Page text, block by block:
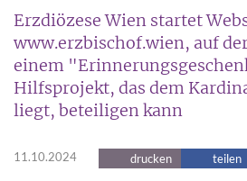
Erzdiözese Wien startet
www.erzbischof.wien, auf
einem
Hilfsprojekt, das dem
liegt, beteiligen kann
11.10.2024 drucken teilen